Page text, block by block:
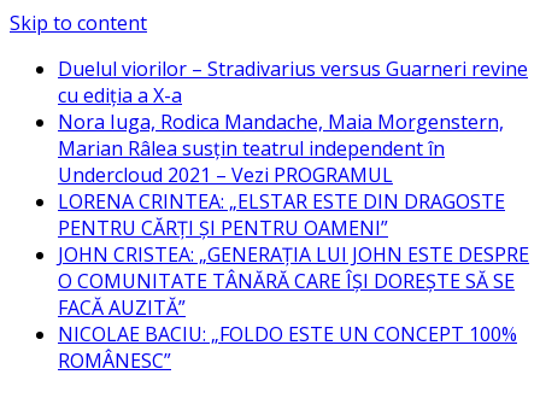
Skip to content
Duelul viorilor – Stradivarius versus Guarneri revine
cu ediția a X-a
Nora Iuga, Rodica Mandache, Maia Morgenstern,
Marian Râlea susțin teatrul independent în
Undercloud 2021 – Vezi PROGRAMUL
LORENA CRINTEA: „ELSTAR ESTE DIN DRAGOSTE
PENTRU CĂRȚI ȘI PENTRU OAMENI”
JOHN CRISTEA: „GENERAȚIA LUI JOHN ESTE DESPRE
O COMUNITATE TÂNĂRĂ CARE ÎȘI DOREȘTE SĂ SE
FACĂ AUZITĂ”
NICOLAE BACIU: „FOLDO ESTE UN CONCEPT 100%
ROMÂNESC”